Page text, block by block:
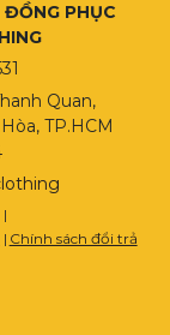
PHỤC
Quan,
TP.HCM
|
| Chính sách đổi trả